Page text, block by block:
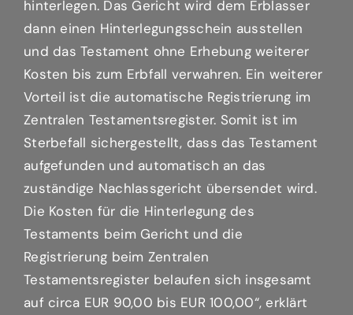
hinterlegen. Das Gericht wird dem Erblasser
dann einen Hinterlegungsschein ausstellen
und das Testament ohne Erhebung weiterer
Kosten bis zum Erbfall verwahren. Ein weiterer
Vorteil ist die automatische Registrierung im
Zentralen Testamentsregister. Somit ist im
Sterbefall sichergestellt, dass das Testament
aufgefunden und automatisch an das
zuständige Nachlassgericht übersendet wird.
Die Kosten für die Hinterlegung des
Testaments beim Gericht und die
Registrierung beim Zentralen
Testamentsregister belaufen sich insgesamt
auf circa EUR 90,00 bis EUR 100,00“, erklärt